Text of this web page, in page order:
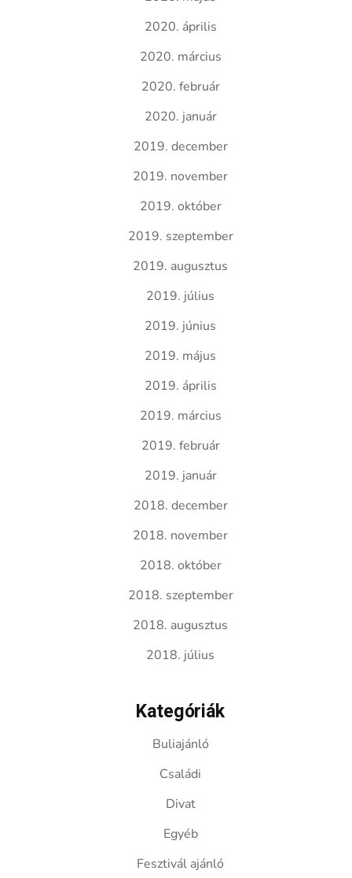
2020. április
2020. március
2020. február
2020. január
2019. december
2019. november
2019. október
2019. szeptember
2019. augusztus
2019. július
2019. június
2019. május
2019. április
2019. március
2019. február
2019. január
2018. december
2018. november
2018. október
2018. szeptember
2018. augusztus
2018. július
Kategóriák
Buliajánló
Családi
Divat
Egyéb
Fesztivál ajánló